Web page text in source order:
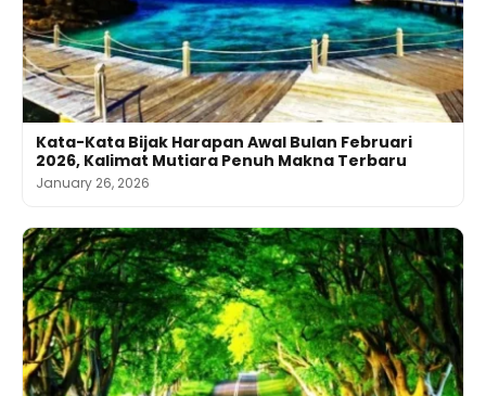
Kata-Kata Bijak Harapan Awal Bulan Februari
2026, Kalimat Mutiara Penuh Makna Terbaru
January 26, 2026